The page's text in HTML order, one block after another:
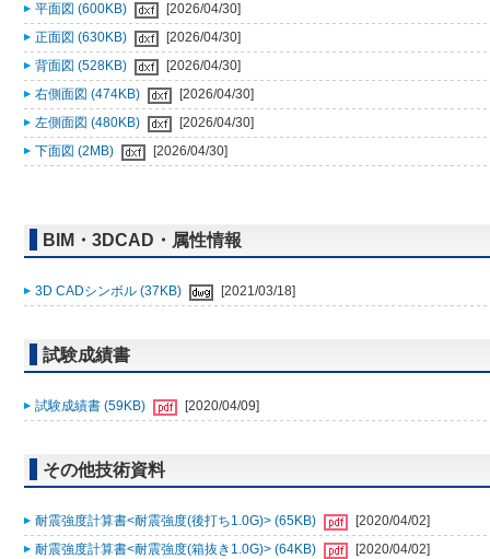
平面図 (600KB)
[2026/04/30]
正面図 (630KB)
[2026/04/30]
背面図 (528KB)
[2026/04/30]
右側面図 (474KB)
[2026/04/30]
左側面図 (480KB)
[2026/04/30]
下面図 (2MB)
[2026/04/30]
BIM・3DCAD・属性情報
3D CADシンボル (37KB) [2021/03/18]
試験成績書
試験成績書 (59KB) [2020/04/09]
その他技術資料
耐震強度計算書<耐震強度(後打ち1.0G)> (65KB)
[2020/04/02]
耐震強度計算書<耐震強度(箱抜き1.0G)> (64KB)
[2020/04/02]